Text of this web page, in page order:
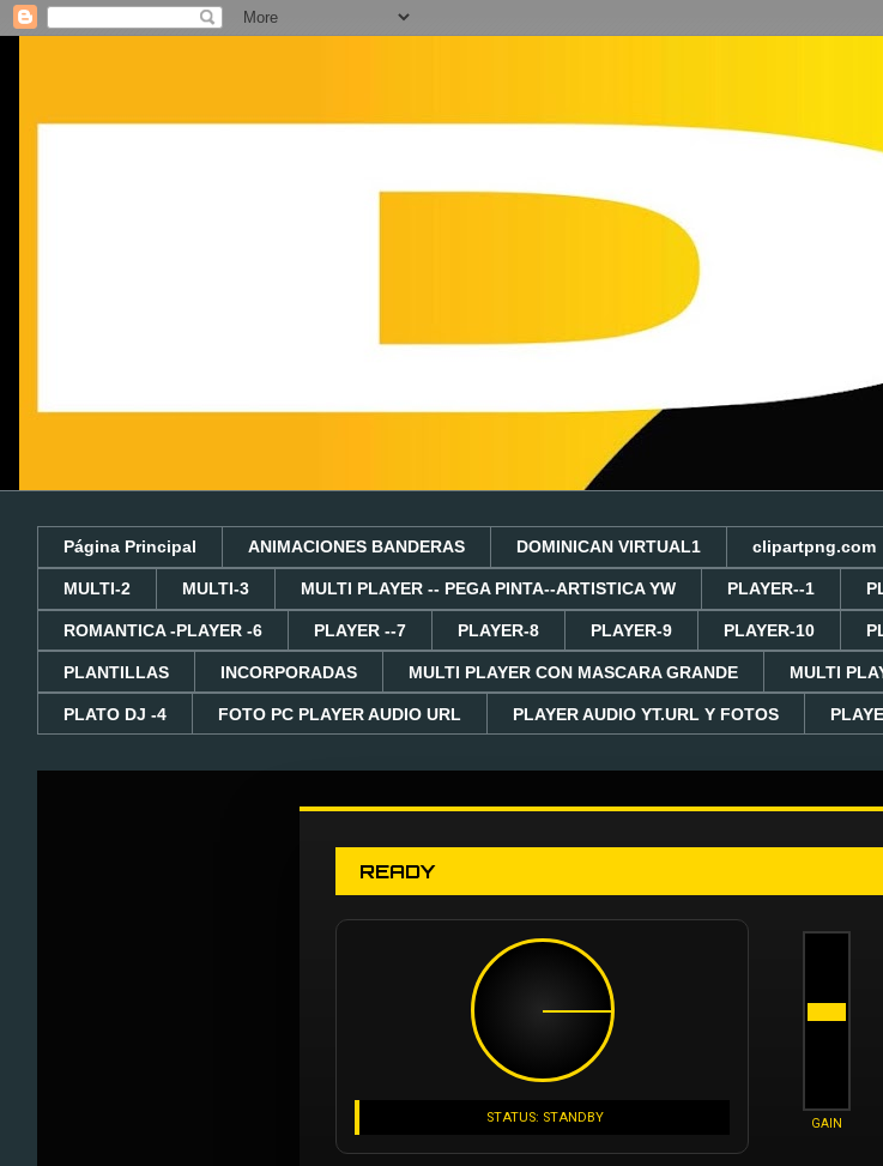
Página Principal ANIMACIONES BANDERAS DOMINICAN VIRTUAL1 clipartpng.com
MULTI-2 MULTI-3 MULTI PLAYER -- PEGA PINTA--ARTISTICA YW PLAYER--1
ROMANTICA -PLAYER -6 PLAYER --7 PLAYER-8 PLAYER-9 PLAYER-10
PLANTILLAS INCORPORADAS MULTI PLAYER CON MASCARA GRANDE MULTI
PLATO DJ -4 FOTO PC PLAYER AUDIO URL PLAYER AUDIO YT.URL Y FOTOS
READY
STATUS: STANDBY GAIN